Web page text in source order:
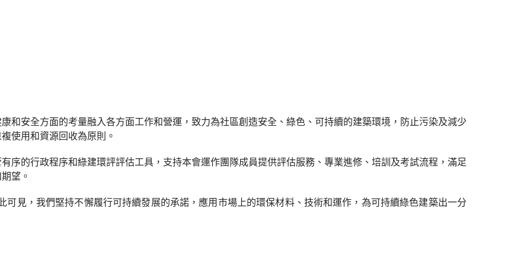
和安全方面的考量融入各方面工作和營運，致力為社區創造安全、綠色、可持續的建築環境，防止污染及減少
使用和資源回收為原則。
序的行政程序和綠建環評評估工具，支持本會運作團隊成員提供評估服務、專業進修、培訓及考試流程，滿足
望。
見，我們堅持不懈履行可持續發展的承諾，應用市場上的環保材料、技術和運作，為可持續綠色建築出一分